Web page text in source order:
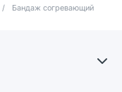
/ Бандаж согревающий